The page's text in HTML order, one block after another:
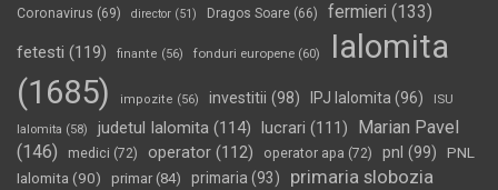
Coronavirus (69) director (51) Dragos Soare (66) fermieri (133)
fetesti (119) finante (56) fonduri europene (60)
Ialomita
(1685)
impozite (56) investitii (98) IPJ Ialomita (96) ISU
Ialomita (58) judetul Ialomita (114) lucrari (111)
Marian Pavel
(146)
medici (72) operator (112) operator apa (72) pnl (99)
PNL
Ialomita (90) primar(84) primaria (93)
primaria slobozia